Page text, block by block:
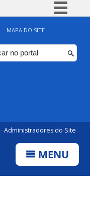
Simplifique!
Comunica BR
Participe
MAPA DO SITE
Administradores do Site
MENU